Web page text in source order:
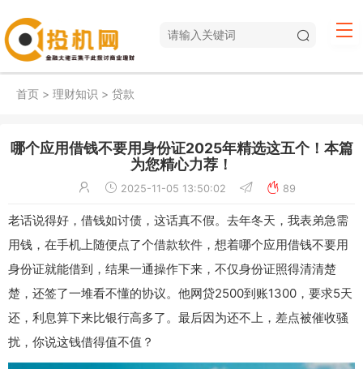
首页 > 理财知识 > 贷款
哪个应用借钱不要用身份证2025年精选​这五个！本篇
为您精心力荐！
2025-11-05 13:50:02 89
老话说得好，借钱如讨债，这话真不假。去年冬天，我表弟急需
用钱，在手机上随便点了个借款软件，想着哪个应用借钱不要用
身份证就能借到，结果一通操作下来，不仅身份证照得清清楚
楚，还签了一堆看不懂的协议。他网贷2500到账1300，要求5天
还，利息算下来比银行高多了。最后因为还不上，差点被催收骚
扰，你说这钱借得值不值？